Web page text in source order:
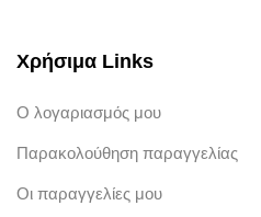
Χρήσιμα Links
Ο λογαριασμός μου
Παρακολούθηση παραγγελίας
Οι παραγγελίες μου